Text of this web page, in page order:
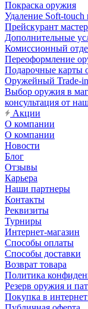
Покраска оружия
Удаление Soft-
Прейскурант
Дополнительные
Комиссионный
Переоформление
Подарочные карты
Оружейный Trade-in
Выбор оружия в
консультация от
Акции
О компании
О компании
Новости
Блог
Отзывы
Карьера
Наши партнеры
Контакты
Реквизиты
Турниры
Интернет-магазин
Способы оплаты
Способы доставки
Возврат товара
Политика
Резерв оружия и
Покупка в